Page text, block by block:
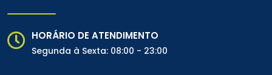
HORÁRIO DE ATENDIMENTO
Segunda à Sexta: 08:00 - 23:00